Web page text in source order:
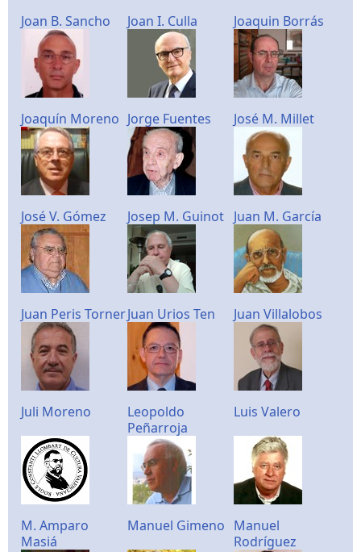
Joan B. Sancho Joan I. Culla Joaquin Borrás
Joaquín Moreno Jorge Fuentes José M. Millet
José V. Gómez Josep M. Guinot Juan M. García
Juan Peris TornerJuan Urios Ten Juan Villalobos
Juli Moreno
Leopoldo
Peñarroja
Luis Valero
M. Amparo
Masiá
Manuel Gimeno Manuel
Rodríguez